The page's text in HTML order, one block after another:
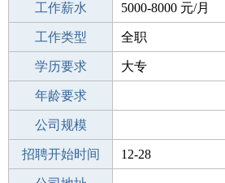
工作薪水 5000-8000 元/月
招聘人数 1人
工作类型 全职
性别要求 -
学历要求 大专
工作经验
年龄要求
工作地点
公司规模
公司电话
招聘开始时间 12-28